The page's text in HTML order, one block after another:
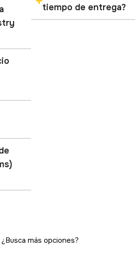
tiempo de entrega?
¿Busca más opciones?